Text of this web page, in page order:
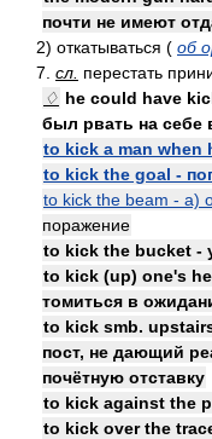
почти не имеют
2) откатываться ( об
7. сл. перестать
♢ he could have
был рвать на себе
to kick a man when
to kick the goal -
to kick the beam - а)
поражение
to kick the bucket -
to kick (up) one's
томиться в
to kick smb.
пост, не дающий
почётную отставку
to kick against the
to kick over the